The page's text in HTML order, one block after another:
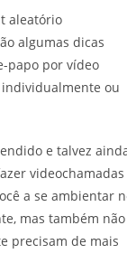
aleatório
algumas dicas
papo por vídeo
individualmente ou
e talvez
videochamadas
a se ambientar
mas também não
precisam de mais